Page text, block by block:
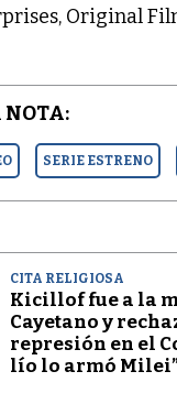
Original
NOTA:
SERIE ESTRENO
CITA RELIGIOSA
Kicillof fue a la
Cayetano y
represión en el
lío lo armó